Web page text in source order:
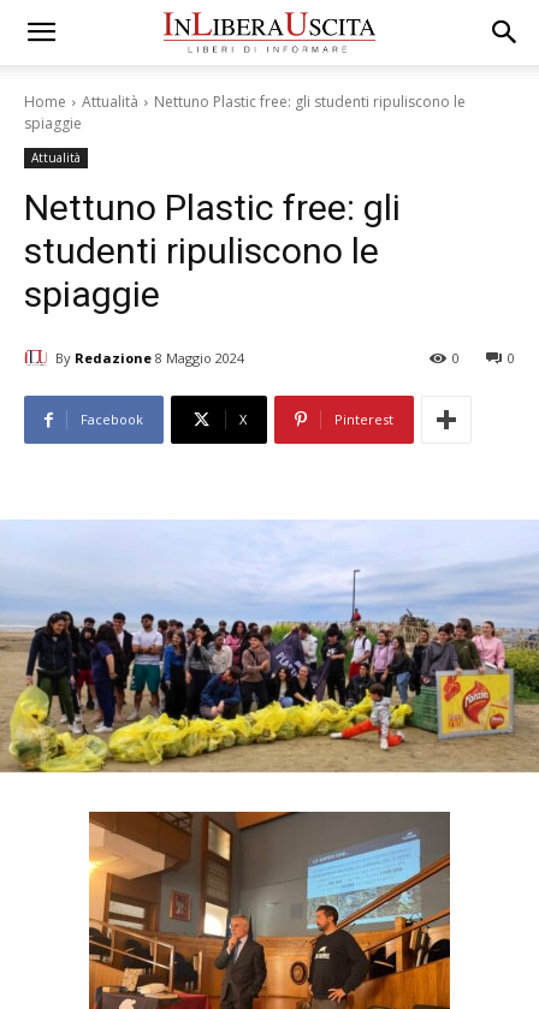
Home Attualità
Nettuno Plastic free: gli studenti ripuliscono le
spiaggie
Attualità
Nettuno Plastic free: gli
studenti ripuliscono le
spiaggie
By Redazione 8 Maggio 2024 0
0
Facebook X Pinterest